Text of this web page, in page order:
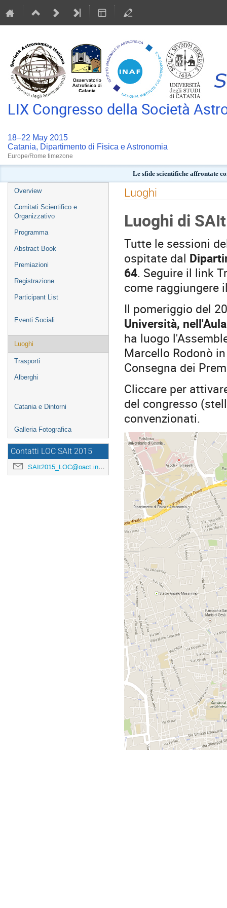
LIX Congresso della Società
18–22 May 2015
Catania, Dipartimento di Fisica e Astronomia
Europe/Rome timezone
Le sfide scientifiche affrontate
Event
menu
Overview
Comitati Scientifico e
Organizzativo
Programma
Abstract Book
Premiazioni
Registrazione
Participant List
Eventi Sociali
Luoghi
Trasporti
Alberghi
Catania e Dintorni
Galleria Fotografica
Contatti LOC SAIt 2015
SAIt2015_LOC@oact.inaf.it
Luoghi
Luoghi di
Tutte le sessioni
ospitate dal
64. Seguire il link
come raggiungere
Il pomeriggio del
Università,
ha luogo
Marcello Rodonò
Consegna dei
Cliccare per
del congresso
convenzionati.